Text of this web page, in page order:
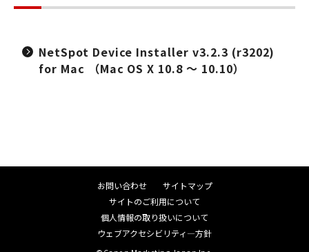
NetSpot Device Installer v3.2.3 (r3202)
for Mac （Mac OS X 10.8 ～ 10.10）
お問い合わせ
サイトマップ
サイトのご利用について
個人情報の取り扱いについて
ウェブアクセシビリティ―方針